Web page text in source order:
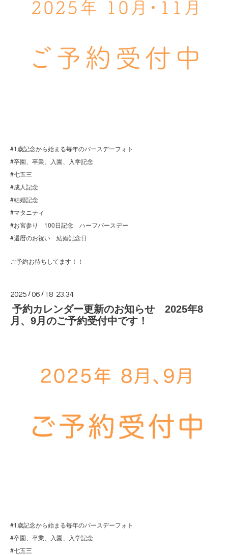
#1歳記念から始まる毎年のバースデーフォト
#卒園、卒業、入園、入学記念
#七五三
#成人記念
#結婚記念
#マタニティ
#お宮参り 100日記念 ハーフバースデー
#還暦のお祝い 結婚記念日
ご予約お待ちしてます！！
2025 /06 / 18 23:34
予約カレンダー更新のお知らせ 2025年8
月、9月のご予約受付中です！
#1歳記念から始まる毎年のバースデーフォト
#卒園、卒業、入園、入学記念
#七五三